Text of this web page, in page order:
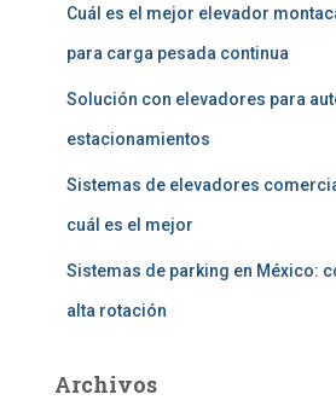
Cuál es el mejor elevador
para carga pesada continua
Solución con elevadores para
estacionamientos
Sistemas de elevadores
cuál es el mejor
Sistemas de parking en México:
alta rotación
Archivos